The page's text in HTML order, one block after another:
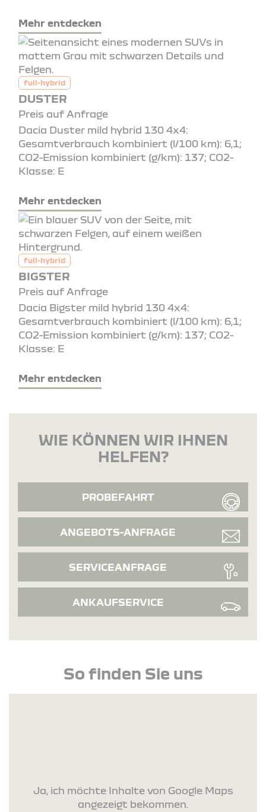
Mehr entdecken
full-hybrid
DUSTER
Preis auf Anfrage
Dacia Duster mild hybrid 130 4x4:
Gesamtverbrauch kombiniert (l/100 km): 6,1;
CO2-Emission kombiniert (g/km): 137; CO2-
Klasse: E
Mehr entdecken
full-hybrid
BIGSTER
Preis auf Anfrage
Dacia Bigster mild hybrid 130 4x4:
Gesamtverbrauch kombiniert (l/100 km): 6,1;
CO2-Emission kombiniert (g/km): 137; CO2-
Klasse: E
Mehr entdecken
WIE KÖNNEN WIR IHNEN
HELFEN?
PROBEFAHRT
ANGEBOTS-ANFRAGE
SERVICEANFRAGE
ANKAUFSERVICE
So finden Sie uns
Ja, ich möchte Inhalte von Google Maps
angezeigt bekommen.